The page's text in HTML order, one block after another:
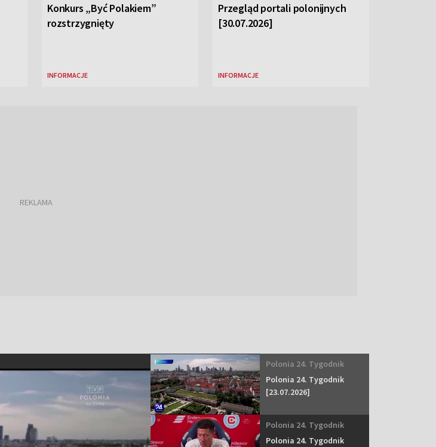
Konkurs „Być Polakiem”
rozstrzygnięty
INFORMACJE
Przegląd portali polonijnych
[30.07.2026]
INFORMACJE
Polonia 24. Tygodnik
Polonia 24. Tygodnik
[23.07.2026]
Polonia 24. Tygodnik
Polonia 24. Tygodnik